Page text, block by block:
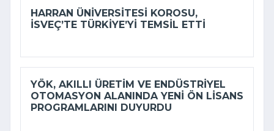
HARRAN ÜNIVERSITESI KOROSU,
İSVEÇ’TE TÜRKIYE’YI TEMSIL ETTI
YÖK, AKILLI ÜRETIM VE ENDÜSTRIYEL
OTOMASYON ALANINDA YENI ÖN LISANS
PROGRAMLARINI DUYURDU